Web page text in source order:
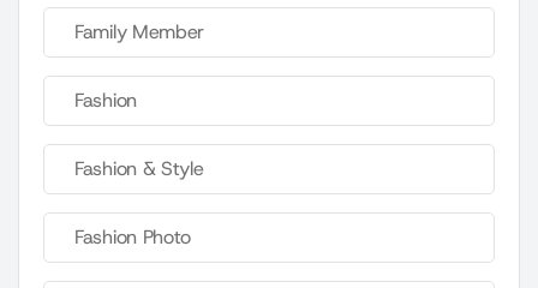
Family Member
Fashion
Fashion & Style
Fashion Photo